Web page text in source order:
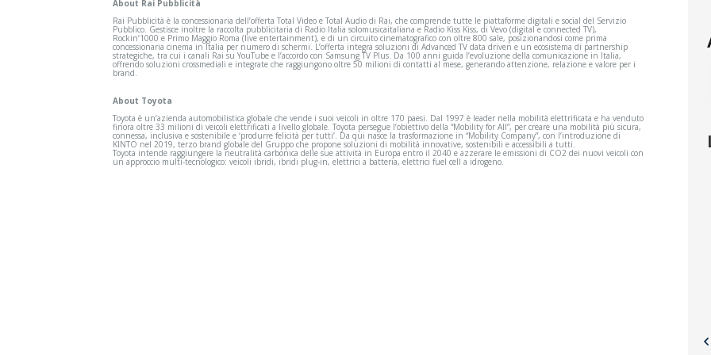
About Rai Pubblicità
Rai Pubblicità è la concessionaria dell’offerta Total Video e Total Audio di Rai, che comprende tutte le piattaforme digitali e social del Servizio
Pubblico. Gestisce inoltre la raccolta pubblicitaria di Radio Italia solomusicaitaliana e Radio Kiss Kiss, di Vevo (digital e connected TV),
Rockin’1000 e Primo Maggio Roma (live entertainment), e di un circuito cinematografico con oltre 800 sale, posizionandosi come prima
concessionaria cinema in Italia per numero di schermi. L’offerta integra soluzioni di Advanced TV data driven e un ecosistema di partnership
strategiche, tra cui i canali Rai su YouTube e l’accordo con Samsung TV Plus. Da 100 anni guida l’evoluzione della comunicazione in Italia,
offrendo soluzioni crossmediali e integrate che raggiungono oltre 50 milioni di contatti al mese, generando attenzione, relazione e valore per i
brand.
About Toyota
Toyota è un’azienda automobilistica globale che vende i suoi veicoli in oltre 170 paesi. Dal 1997 è leader nella mobilità elettrificata e ha venduto
finora oltre 33 milioni di veicoli elettrificati a livello globale. Toyota persegue l’obiettivo della “Mobility for All”, per creare una mobilità più sicura,
connessa, inclusiva e sostenibile e ‘produrre felicità per tutti’. Da qui nasce la trasformazione in “Mobility Company”, con l’introduzione di
KINTO nel 2019, terzo brand globale del Gruppo che propone soluzioni di mobilità innovative, sostenibili e accessibili a tutti.
Toyota intende raggiungere la neutralità carbonica delle sue attività in Europa entro il 2040 e azzerare le emissioni di CO2 dei nuovi veicoli con
un approccio multi-tecnologico: veicoli ibridi, ibridi plug-in, elettrici a batteria, elettrici fuel cell a idrogeno.